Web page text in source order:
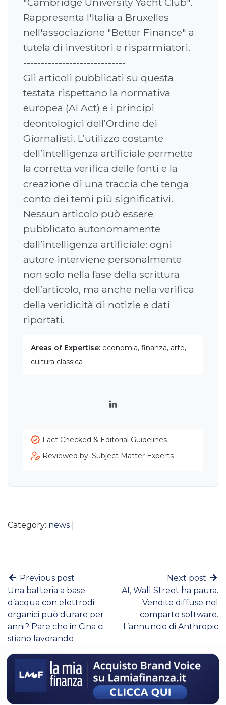
Rappresenta l'Italia a Bruxelles
nell'associazione "Better Finance" a
tutela di investitori e risparmiatori.
-----------------------------
Gli articoli pubblicati su questa
testata rispettano la normativa
europea (AI Act) e i principi
deontologici dell’Ordine dei
Giornalisti. L’utilizzo costante
dell’intelligenza artificiale permette
la corretta verifica delle fonti e la
creazione di una traccia che tenga
conto dei temi più significativi.
Nessun articolo può essere
pubblicato autonomamente
dall’intelligenza artificiale: ogni
autore interviene personalmente
non solo nella fase della scrittura
dell’articolo, ma anche nella verifica
della veridicità di notizie e dati
riportati.
Areas of Expertise: economia, finanza, arte,
cultura classica
LinkedIn
Fact Checked & Editorial Guidelines
Reviewed by: Subject Matter Experts
Category: news
Previous post
Una batteria a base
d’acqua con elettrodi
organici può durare per
anni? Pare che in Cina ci
stiano lavorando
Next post
AI, Wall Street ha paura.
Vendite diffuse nel
comparto software.
L’annuncio di Anthropic